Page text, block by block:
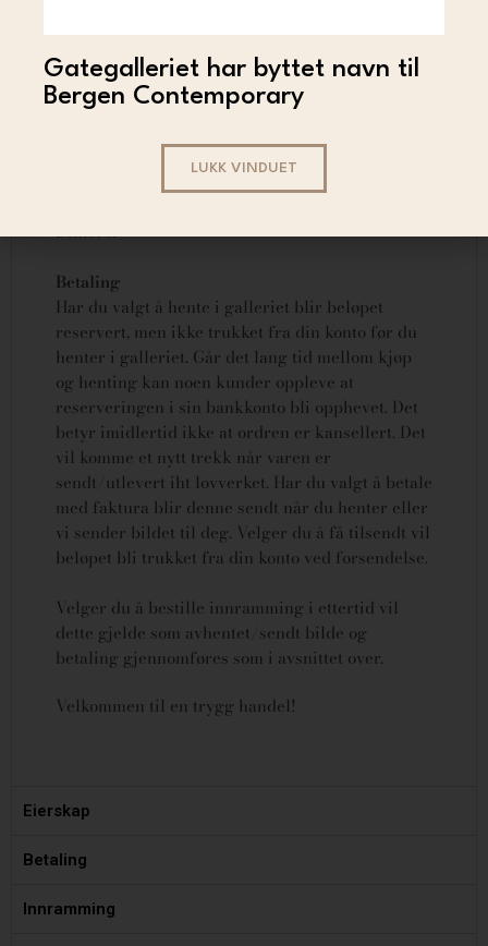
Det skal være trygt å handle kunst på nett hos
sikkerhet når vi har utviklet vår nettbutikk. Vi
Dintero.
Betaling
Har du valgt å hente i galleriet blir beløpet
reservert, men ikke trukket fra din konto før du
henter i galleriet. Går det lang tid mellom kjøp
og henting kan noen kunder oppleve at
reserveringen i sin bankkonto bli opphevet. Det
betyr imidlertid ikke at ordren er kansellert. Det
vil komme et nytt trekk når varen er
sendt/utlevert iht lovverket. Har du valgt å betale
med faktura blir denne sendt når du henter eller
vi sender bildet til deg. Velger du å få tilsendt vil
beløpet bli trukket fra din konto ved forsendelse.
Velger du å bestille innramming i ettertid vil
dette gjelde som avhentet/sendt bilde og
betaling gjennomføres som i avsnittet over.
Velkommen til en trygg handel!
Eierskap
Betaling
Innramming
Gategalleriet har byttet navn til
Bergen Contemporary
LUKK VINDUET